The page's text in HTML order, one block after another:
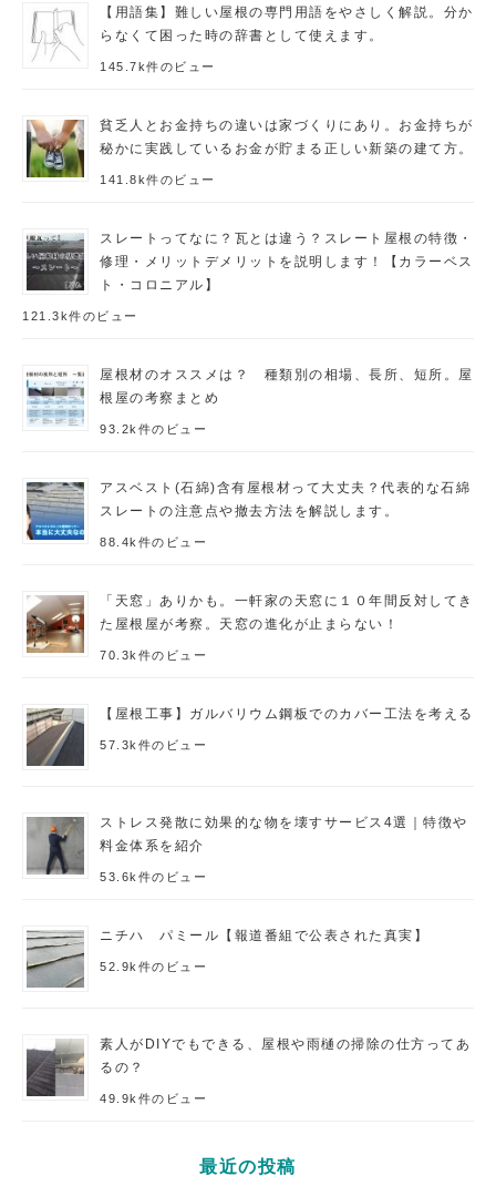
【用語集】難しい屋根の専門用語をやさしく解説。分か
らなくて困った時の辞書として使えます。
145.7k件のビュー
貧乏人とお金持ちの違いは家づくりにあり。お金持ちが
秘かに実践しているお金が貯まる正しい新築の建て方。
141.8k件のビュー
スレートってなに？瓦とは違う？スレート屋根の特徴・
修理・メリットデメリットを説明します！【カラーベス
ト・コロニアル】
121.3k件のビュー
屋根材のオススメは？ 種類別の相場、長所、短所。屋
根屋の考察まとめ
93.2k件のビュー
アスベスト(石綿)含有屋根材って大丈夫？代表的な石綿
スレートの注意点や撤去方法を解説します。
88.4k件のビュー
「天窓」ありかも。一軒家の天窓に１０年間反対してき
た屋根屋が考察。天窓の進化が止まらない！
70.3k件のビュー
【屋根工事】ガルバリウム鋼板でのカバー工法を考える
57.3k件のビュー
ストレス発散に効果的な物を壊すサービス4選｜特徴や
料金体系を紹介
53.6k件のビュー
ニチハ パミール【報道番組で公表された真実】
52.9k件のビュー
素人がDIYでもできる、屋根や雨樋の掃除の仕方ってあ
るの？
49.9k件のビュー
最近の投稿